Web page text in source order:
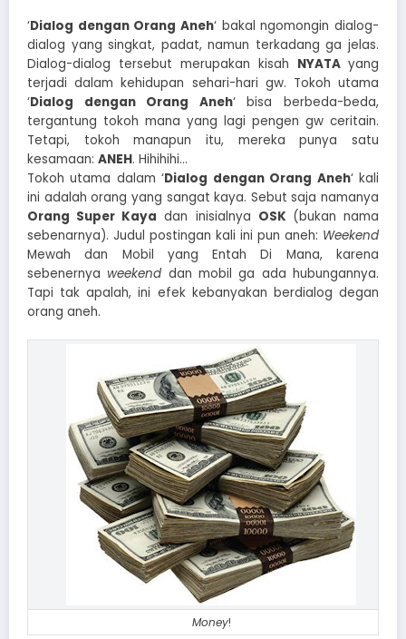
‘Dialog dengan Orang Aneh‘ bakal ngomongin dialog-
dialog yang singkat, padat, namun terkadang ga jelas.
Dialog-dialog tersebut merupakan kisah NYATA yang
terjadi dalam kehidupan sehari-hari gw. Tokoh utama
‘Dialog dengan Orang Aneh‘ bisa berbeda-beda,
tergantung tokoh mana yang lagi pengen gw ceritain.
Tetapi, tokoh manapun itu, mereka punya satu
kesamaan: ANEH. Hihihihi…
Tokoh utama dalam ‘Dialog dengan Orang Aneh‘ kali
ini adalah orang yang sangat kaya. Sebut saja namanya
Orang Super Kaya dan inisialnya OSK (bukan nama
sebenarnya). Judul postingan kali ini pun aneh: Weekend
Mewah dan Mobil yang Entah Di Mana, karena
sebenernyaweekend dan mobil ga ada hubungannya.
Tapi tak apalah, ini efek kebanyakan berdialog degan
orang aneh.
Money!